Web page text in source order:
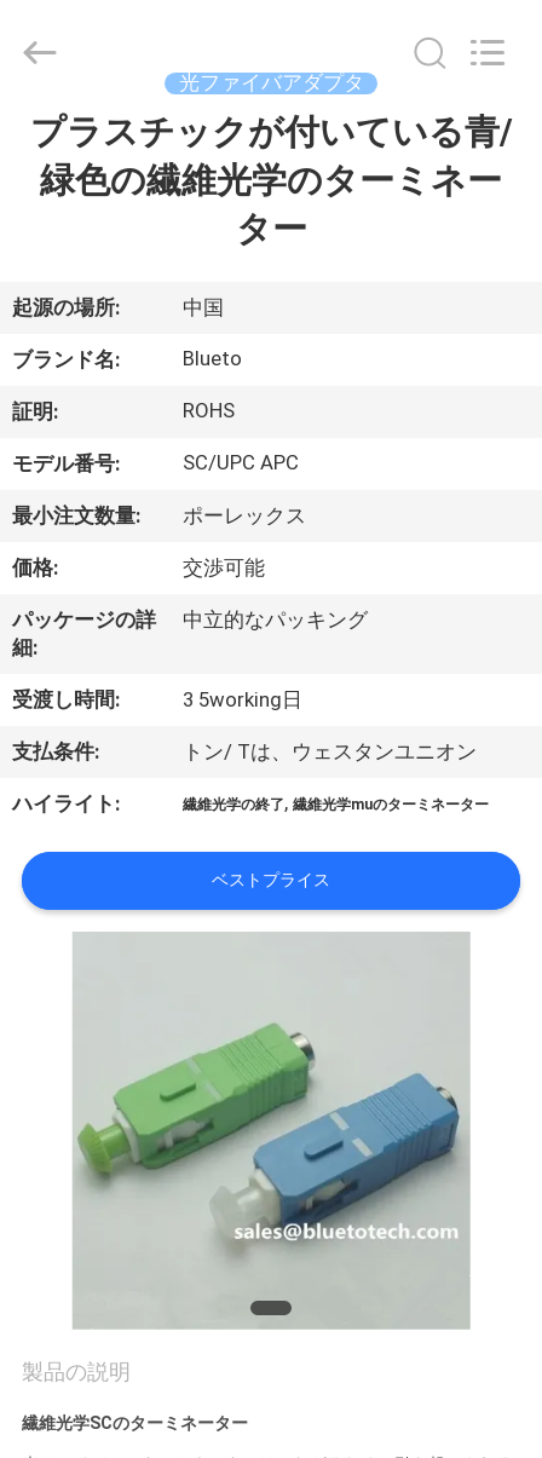
家
ダ
ク
ト
私
に
つ
い
て
工
場
旅
に
連
2019
Dongguan
Blueto
Electronics&Communication
光ファイバアダプタ
プラスチックが付いている青/
緑色の繊維光学のターミネー
ター
起源の場所: 中国
ブランド名: Blueto
証明: ROHS
モデル番号: SC/UPC APC
最小注文数量: ポーレックス
価格: 交渉可能
パッケージの詳
細:
中立的なパッキング
受渡し時間: 3 5working日
支払条件: トン/ Tは、ウェスタンユニオン
ハイライト: 繊維光学の終了,繊維光学muのターミネーター
ベストプライス
製品の説明
繊維光学SCのターミネーター